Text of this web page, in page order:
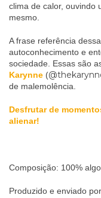
clima de calor, ouvindo
mesmo.
A frase referência
autoconhecimento e
sociedade. Essas são
Karynne (
de malemolência.
Desfrutar de
alienar!
Composição: 100%
Produzido e enviado